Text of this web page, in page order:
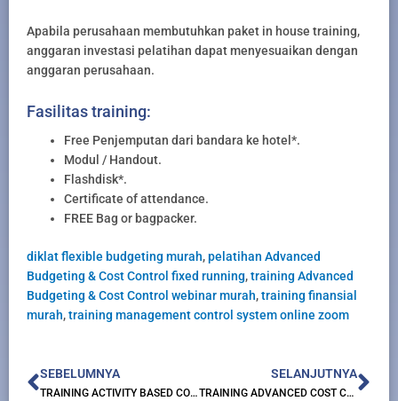
Apabila perusahaan membutuhkan paket in house training,
anggaran investasi pelatihan dapat menyesuaikan dengan
anggaran perusahaan.
Fasilitas training:
Free Penjemputan dari bandara ke hotel*.
Modul / Handout.
Flashdisk*.
Certificate of attendance.
FREE Bag or bagpacker.
diklat flexible budgeting murah, pelatihan Advanced
Budgeting & Cost Control fixed running, training Advanced
Budgeting & Cost Control webinar murah, training finansial
murah, training management control system online zoom
Prev
SEBELUMNYA
TRAINING ACTIVITY BASED COSTING
SELANJUTNYA
TRAINING ADVANCED COST CONTROL A STRATEGIC GUIDE